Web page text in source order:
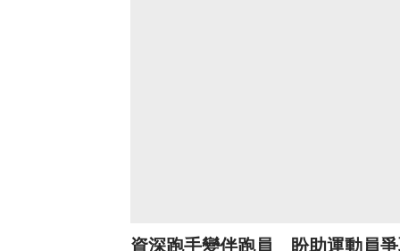
資深跑手變伴跑員 盼助運動員